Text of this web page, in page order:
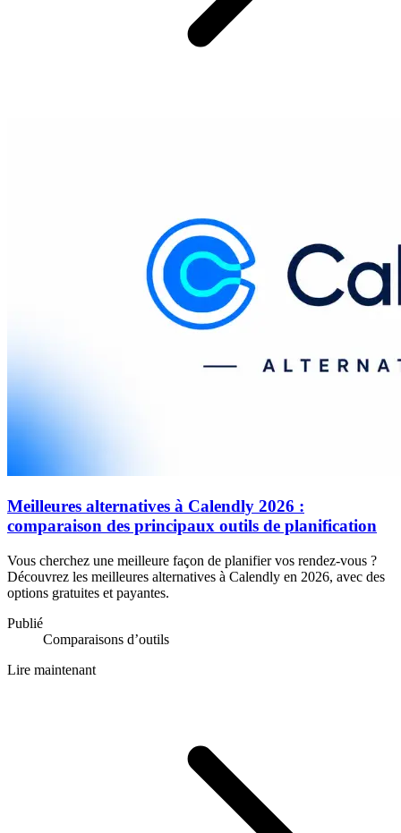
Meilleures alternatives à Calendly 2026 :
comparaison des principaux outils de planification
Vous cherchez une meilleure façon de planifier vos rendez-vous ?
Découvrez les meilleures alternatives à Calendly en 2026, avec des
options gratuites et payantes.
Publié
Comparaisons d’outils
Lire maintenant